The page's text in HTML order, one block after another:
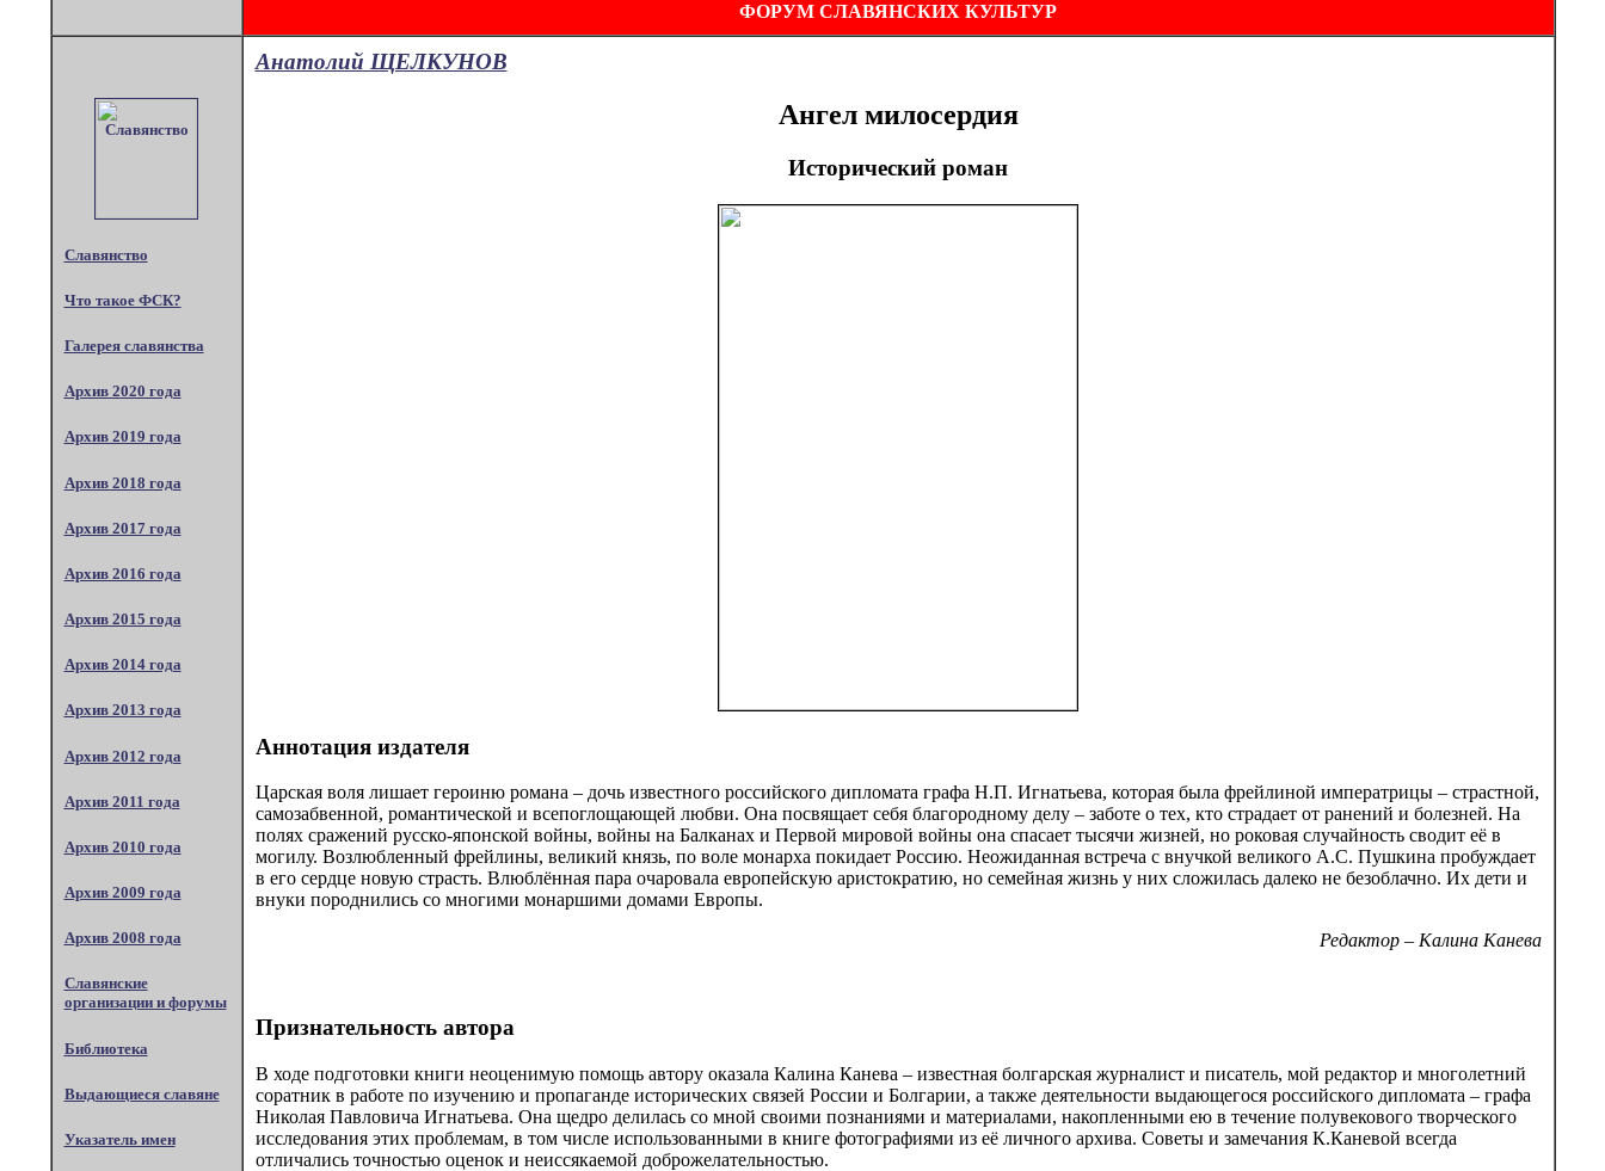
ФОРУМ СЛАВЯНСКИХ КУЛЬТУР
Славянство
Что такое ФСК?
Галерея славянства
Архив 2020 года
Архив 2019 года
Архив 2018 года
Архив 2017 года
Архив 2016 года
Архив 2015 года
Архив 2014 года
Архив 2013 года
Архив 2012 года
Архив 2011 года
Архив 2010 года
Архив 2009 года
Архив 2008 года
Славянские
организации и форумы
Библиотека
Выдающиеся славяне
Указатель имен
Анатолий ЩЕЛКУНОВ
Ангел милосердия
Исторический роман
Аннотация издателя
Царская воля лишает героиню романа – дочь известного российского дипломата графа Н.П. Игнатьева, которая была фрейлиной императрицы – страстной,
самозабвенной, романтической и всепоглощающей любви. Она посвящает себя благородному делу – заботе о тех, кто страдает от ранений и болезней. На
полях сражений русско-японской войны, войны на Балканах и Первой мировой войны она спасает тысячи жизней, но роковая случайность сводит её в
могилу. Возлюбленный фрейлины, великий князь, по воле монарха покидает Россию. Неожиданная встреча с внучкой великого А.С. Пушкина пробуждает
в его сердце новую страсть. Влюблённая пара очаровала европейскую аристократию, но семейная жизнь у них сложилась далеко не безоблачно. Их дети и
внуки породнились со многими монаршими домами Европы.
Редактор – Калина Канева
Признательность автора
В ходе подготовки книги неоценимую помощь автору оказала Калина Канева – известная болгарская журналист и писатель, мой редактор и многолетний
соратник в работе по изучению и пропаганде исторических связей России и Болгарии, а также деятельности выдающегося российского дипломата – графа
Николая Павловича Игнатьева. Она щедро делилась со мной своими познаниями и материалами, накопленными ею в течение полувекового творческого
исследования этих проблемам, в том числе использованными в книге фотографиями из её личного архива. Советы и замечания К.Каневой всегда
отличались точностью оценок и неиссякаемой доброжелательностью.